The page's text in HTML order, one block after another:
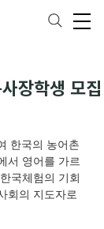
장학생 모집
한국의 농어촌
서 영어를 가르
국체험의 기회
회의 지도자로